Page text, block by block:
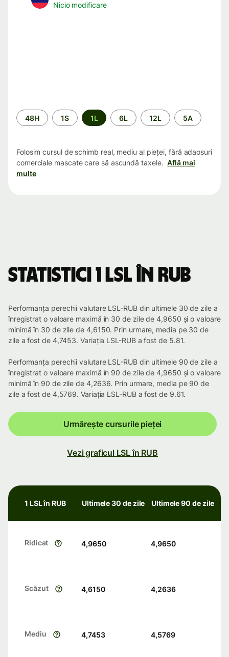
Nicio modificare
Perioada
48H 1S 1L 6L 12L 5A
Folosim cursul de schimb real, mediu al pieței, fără adaosuri
comerciale mascate care să ascundă taxele. Află mai
multe
Statistici 1 LSL în RUB
Performanța perechii valutare LSL-RUB din ultimele 30 de zile a
înregistrat o valoare maximă în 30 de zile de 4,9650 și o valoare
minimă în 30 de zile de 4,6150. Prin urmare, media pe 30 de
zile a fost de 4,7453. Variația LSL-RUB a fost de 5.81.
Performanța perechii valutare LSL-RUB din ultimele 90 de zile a
înregistrat o valoare maximă în 90 de zile de 4,9650 și o valoare
minimă în 90 de zile de 4,2636. Prin urmare, media pe 90 de
zile a fost de 4,5769. Variația LSL-RUB a fost de 9.61.
Urmărește cursurile pieței
Vezi graficul LSL în RUB
1 LSL în RUB Ultimele 30 de zile Ultimele 90 de zile
Ridicat 4,9650 4,9650
Scăzut 4,6150 4,2636
Mediu 4,7453 4,5769